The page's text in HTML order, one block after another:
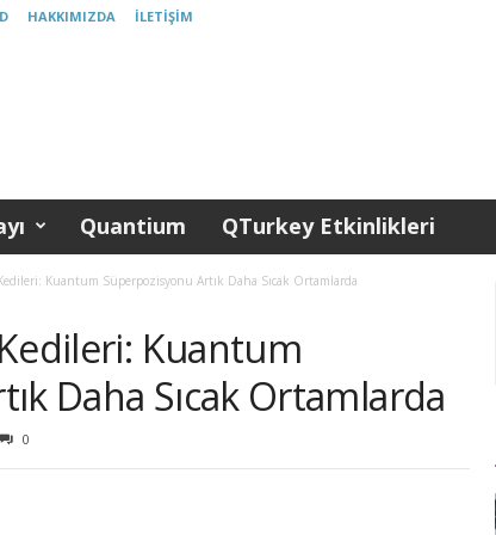
HAKKIMIZDA İLETIŞIM
Quantium QTurkey Etkinlikleri
Kuantum Süperpozisyonu Artık Daha Sıcak Ortamlarda
Kuantum
Daha Sıcak Ortamlarda
0